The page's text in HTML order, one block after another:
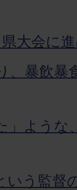
大会に
、暴飲暴
」ような
いう監督